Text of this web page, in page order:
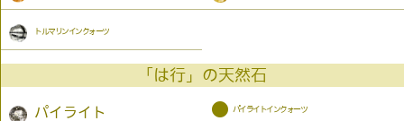
トルマリンインクォーツ
「は行」の天然石
パイライト ● パイライトインクォーツ